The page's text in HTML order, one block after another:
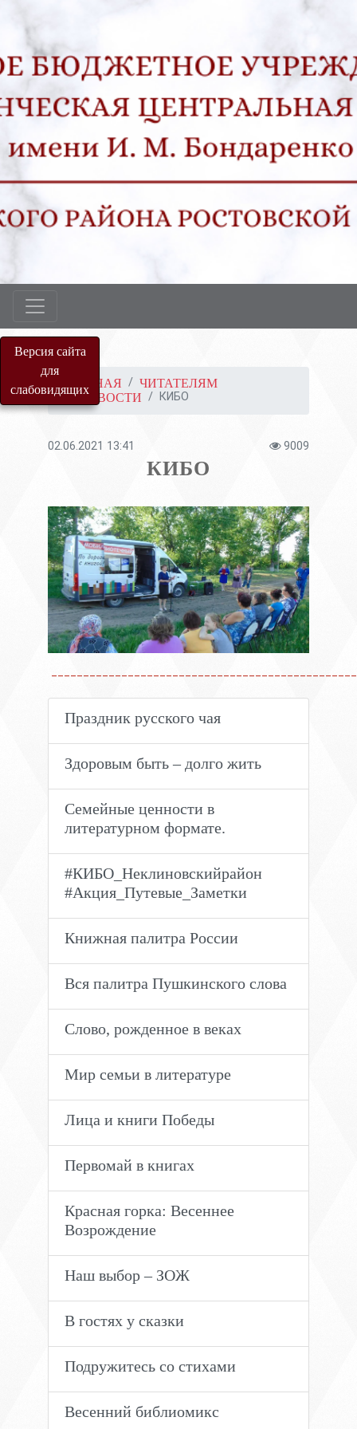
Версия сайта
для
слабовидящихГЛАВНАЯ
ЧИТАТЕЛЯМ
НОВОСТИ
КИБО
02.06.2021 13:41 9009
КИБО
Праздник русского чая
Здоровым быть – долго жить
Семейные ценности в
литературном формате.
#КИБО_Неклиновскийрайон
#Акция_Путевые_Заметки
Книжная палитра России
Вся палитра Пушкинского слова
Слово, рожденное в веках
Мир семьи в литературе
Лица и книги Победы
Первомай в книгах
Красная горка: Весеннее
Возрождение
Наш выбор – ЗОЖ
В гостях у сказки
Подружитесь со стихами
Весенний библиомикс